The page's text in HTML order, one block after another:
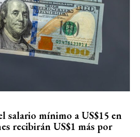
salario mínimo a US$15 en
recibirán US$1 más por